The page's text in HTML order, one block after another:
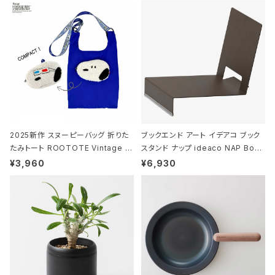
2025新作 スヌーピーバッグ 折りた
たみトート ROOTOTE Vintage P
EANUTS ROO-shopper mid 84
ド.ピーナッツ-0P 3Dグラス
¥3,960
ブックエンド アート イデアコ ブック
スタンド ナップ ideaco NAP Book
stand ブラウン
¥6,930